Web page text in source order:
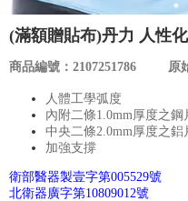
優惠活動
合作提案
購物流程
(滿額贈貼布)丹力 人性
商品編號：2107251786 原
人體工學弧度
內附二條1.0mm厚度之鋼
中央二條2.0mm厚度之鋁
加強支撐
衛部醫器製壹字第005529號
北衛器廣字第10809012號